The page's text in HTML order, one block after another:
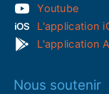
Youtube
L'application
L'application
Nous soutenir